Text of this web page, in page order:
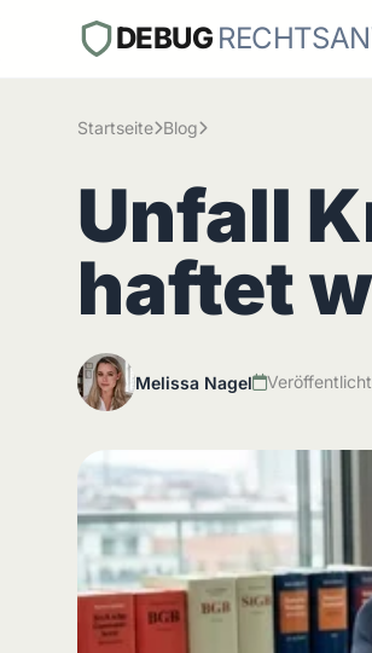
DEBUG
Startseite Blog
Unfall
haftet
Melissa Nagel